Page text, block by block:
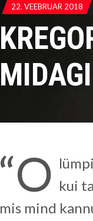
22. VEEBRUAR 2018
“O kui
mis mind